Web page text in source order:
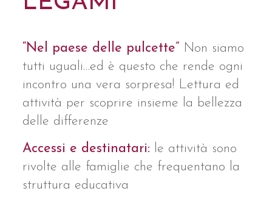
“Nel paese delle pulcette” Non siamo
tutti uguali…ed è questo che rende ogni
incontro una vera sorpresa! Lettura ed
attività per scoprire insieme la bellezza
delle differenze
Accessi e destinatari: le attività sono
rivolte alle famiglie che frequentano la
struttura educativa